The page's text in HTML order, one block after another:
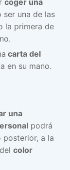
coger una
ser una de las
la primera de
carta del
en su mano.
una
podrá
posterior, a la
del color